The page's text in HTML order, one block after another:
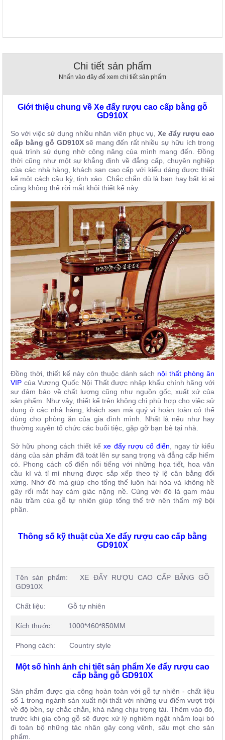
Cây
Nội
Hàng
Thất
Hàng
Chi tiết sản phẩm
Nhấn vào đây để xem chi tiết sản phẩm
Giới thiệu chung về Xe đẩy rượu cao cấp bằng gỗ
GD910X
So với việc sử dụng nhiều nhân viên phục vụ, Xe đẩy rượu cao
cấp bằng gỗ GD910Xsẽ mang đến rất nhiều sự hữu ích trong
quá trình sử dụng nhờ công năng của mình mang đến. Đồng
thời cũng như một sự khẳng định về đẳng cấp, chuyên nghiệp
của các nhà hàng, khách sạn cao cấp với kiểu dáng được thiết
kế một cách cầu kỳ, tinh xảo. Chắc chắn dù là bạn hay bất kì ai
cũng không thể rời mắt khỏi thiết kế này.
Đồng thời, thiết kế này còn thuộc dánh sách nội thất phòng ăn
VIP của Vương Quốc Nội Thất được nhập khẩu chính hãng với
sự đảm bảo về chất lượng cũng như nguồn gốc, xuất xứ của
sản phẩm. Như vậy, thiết kế trên không chỉ phù hợp cho việc sử
dụng ở các nhà hàng, khách sạn mà quý vị hoàn toàn có thể
dùng cho phòng ăn của gia đình mình. Nhất là nếu như hay
thường xuyên tổ chức các buổi tiệc, gặp gỡ bạn bè tại nhà.
Sở hữu phong cách thiết kếxe đẩy rượu cổ điển , ngay từ kiểu
dáng của sản phẩm đã toát lên sự sang trọng và đẳng cấp hiếm
có. Phong cách cổ điển nổi tiếng với những họa tiết, hoa văn
cầu kì và tỉ mỉ nhưng được sắp xếp theo tỷ lệ cân bằng đối
xứng. Nhờ đó mà giúp cho tổng thể luôn hài hòa và không hề
gây rối mắt hay cảm giác nặng nề. Cùng với đó là gam màu
nâu trầm của gỗ tự nhiên giúp tổng thể trở nên thẩm mỹ bội
phần.
Thông số kỹ thuật của Xe đẩy rượu cao cấp bằng
GD910X
Tên sản phẩm: XE ĐẨY RƯỢU CAO CẤP BẰNG GỖ
GD910X
Chất liệu: Gỗ tự nhiên
Kích thước: 1000*460*850MM
Phong cách: Country style
Một số hình ảnh chi tiết sản phẩm Xe đẩy rượu cao
cấp bằng gỗ GD910X
Sản phẩm được gia công hoàn toàn với gỗ tự nhiên - chất liệu
số 1 trong ngành sản xuất nội thất với những ưu điểm vượt trội
về độ bền, sự chắc chắn, khả năng chịu trọng tải. Thêm vào đó,
trước khi gia công gỗ sẽ được xử lý nghiêm ngặt nhằm loại bỏ
đi toàn bộ những tác nhân gây cong vênh, sâu mọt cho sản
phẩm.